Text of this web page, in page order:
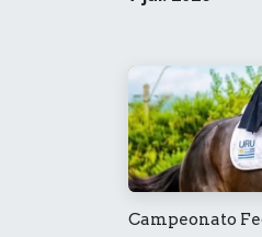
Campeonato